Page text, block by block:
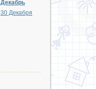
Декабрь
30 Декабря